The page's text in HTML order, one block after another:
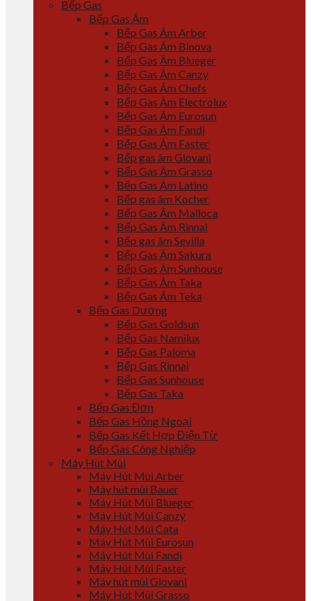
Bếp Gas
Bếp Gas Âm
Bếp Gas Âm Arber
Bếp Gas Âm Binova
Bếp Gas Âm Blueger
Bếp Gas Âm Canzy
Bếp Gas Âm Chefs
Bếp Gas Âm Electrolux
Bếp Gas Âm Eurosun
Bếp Gas Âm Fandi
Bếp Gas Âm Faster
Bếp gas âm Giovani
Bếp Gas Âm Grasso
Bếp Gas Âm Latino
Bếp gas âm Kocher
Bếp Gas Âm Malloca
Bếp Gas Âm Rinnai
Bếp gas âm Sevilla
Bếp Gas Âm Sakura
Bếp Gas Âm Sunhouse
Bếp Gas Âm Taka
Bếp Gas Âm Teka
Bếp Gas Dương
Bếp Gas Goldsun
Bếp Gas Namilux
Bếp Gas Paloma
Bếp Gas Rinnai
Bếp Gas Sunhouse
Bếp Gas Taka
Bếp Gas Đơn
Bếp Gas Hồng Ngoại
Bếp Gas Kết Hợp Điện Từ
Bếp Gas Công Nghiệp
Máy Hút Mùi
Máy Hút Mùi Arber
Máy hút mùi Bauer
Máy Hút Mùi Blueger
Máy Hút Mùi Canzy
Máy Hút Mùi Cata
Máy Hút Mùi Eurosun
Máy Hút Mùi Fandi
Máy Hút Mùi Faster
Máy hút mùi Giovani
Máy Hút Mùi Grasso